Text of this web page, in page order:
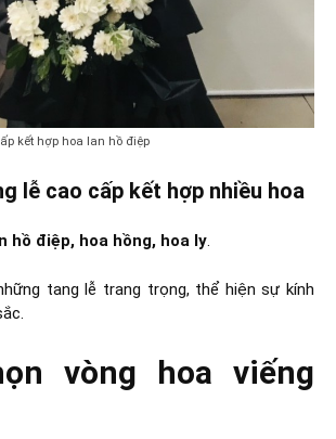
kết hợp hoa lan hồ điệp
lễ cao cấp kết hợp nhiều hoa
hồ điệp, hoa hồng, hoa ly.
tang lễ trang trọng, thể hiện sự kính
vòng hoa viếng